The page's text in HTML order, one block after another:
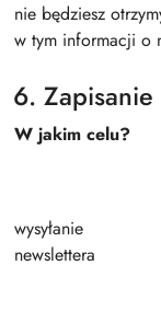
nie będziesz
w tym informacji o
6.
W jakim celu?
wysyłanie
newslettera